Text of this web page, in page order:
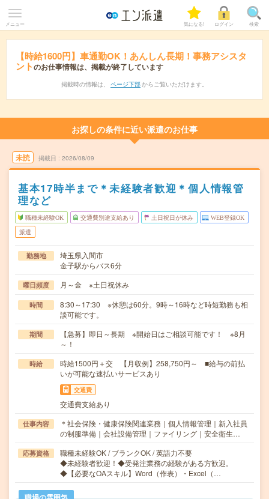
メニュー 気になる! ログイン 検索
【時給1600円】車通勤OK！あんしん長期！事務アシスタ
ントのお仕事情報は、掲載が終了しています
掲載時の情報は、 ページ下部 からご覧いただけます。
お探しの条件に近い派遣のお仕事
未読 掲載日 2026/08/09
基本17時半まで＊未経験者歓迎＊個人情報管
理など
職種未経験OK 交通費別途支給あり 土日祝日が休み WEB登録OK
派遣
勤務地
埼玉県入間市
金子駅からバス6分
曜日頻度 月～金 ※土日祝休み
時間
8:30～17:30 ※休憩は60分。9時～16時など時短勤務も相
談可能です。
期間
【急募】即日～長期 ※開始日はご相談可能です！ ※8月
～！
時給
時給1500円＋交 【月収例】258,750円～ ■給与の前払
いが可能な速払いサービスあり
交通費
交通費支給あり
仕事内容
＊社会保険・健康保険関連業務｜個人情報管理｜新入社員
の制服準備｜会社設備管理｜ファイリング｜安全衛生…
応募資格
職種未経験OK / ブランクOK / 英語力不要
◆未経験者歓迎！◆受発注業務の経験がある方歓迎。
◆【必要なOAスキル】Word（作表）・Excel（…